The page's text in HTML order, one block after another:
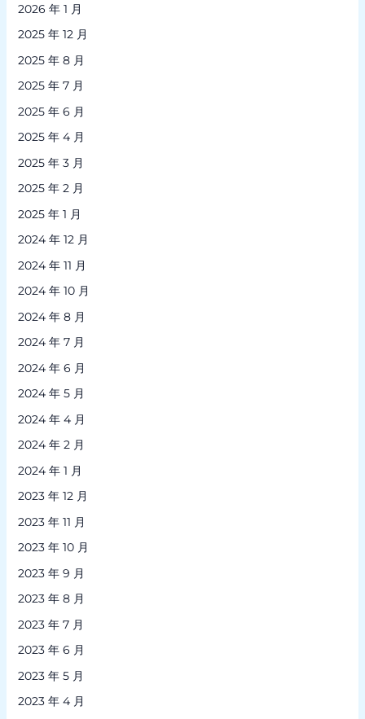
2026 年 1 月
2025 年 12 月
2025 年 8 月
2025 年 7 月
2025 年 6 月
2025 年 4 月
2025 年 3 月
2025 年 2 月
2025 年 1 月
2024 年 12 月
2024 年 11 月
2024 年 10 月
2024 年 8 月
2024 年 7 月
2024 年 6 月
2024 年 5 月
2024 年 4 月
2024 年 2 月
2024 年 1 月
2023 年 12 月
2023 年 11 月
2023 年 10 月
2023 年 9 月
2023 年 8 月
2023 年 7 月
2023 年 6 月
2023 年 5 月
2023 年 4 月